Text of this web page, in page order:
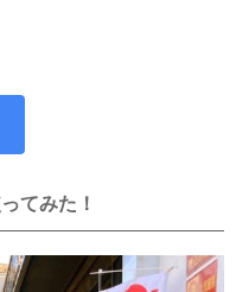
てみた！